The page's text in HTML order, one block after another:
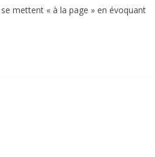
mettent « à la page » en évoquant